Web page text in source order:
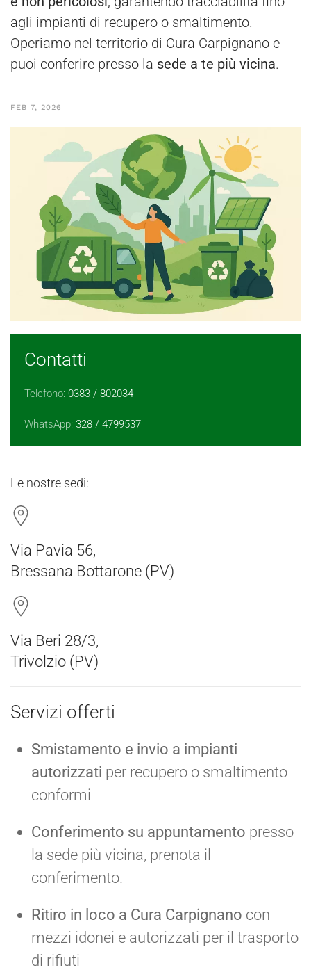
agli impianti di recupero o smaltimento.
Operiamo nel territorio di Cura Carpignano e
puoi conferire presso la sede a te più vicina.
FEB 7, 2026
Contatti
Telefono: 0383 / 802034
WhatsApp: 328 / 4799537
Le nostre sedi:
Via Pavia 56,
Bressana Bottarone (PV)
Via Beri 28/3,
Trivolzio (PV)
Servizi offerti
Smistamento e invio a impianti
autorizzati per recupero o smaltimento
conformi
Conferimento su appuntamento presso
la sede più vicina, prenota il
conferimento.
Ritiro in loco a Cura Carpignano con
mezzi idonei e autorizzati per il trasporto
di rifiuti